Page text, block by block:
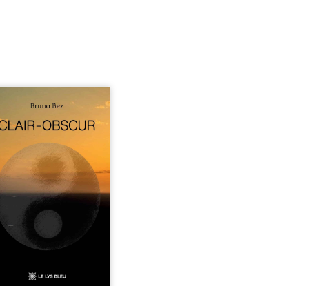
en alexandrins, Clair-
aborde la spiritualité,
humaines, la
d’expériences
Entre clarté et
les poèmes
les observations et
façonnés au fil
vie. Ils portent un regard
sur l’existence et le
contemporain, invitant
à questionner ses ...